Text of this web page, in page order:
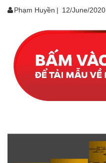
Phạm Huyền | 12/June/2020